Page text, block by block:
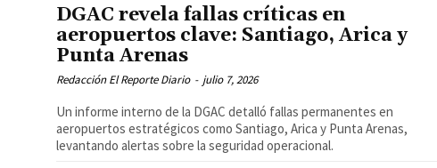
DGAC revela fallas críticas en
aeropuertos clave: Santiago, Arica y
Punta Arenas
Redacción El Reporte Diario - julio 7, 2026
Un informe interno de la DGAC detalló fallas permanentes en
aeropuertos estratégicos como Santiago, Arica y Punta Arenas,
levantando alertas sobre la seguridad operacional.